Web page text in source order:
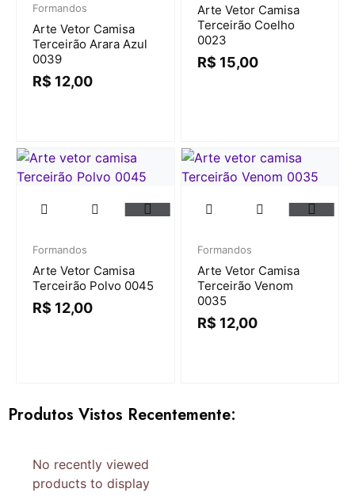
Formandos
Arte Vetor Camisa
Terceirão Arara Azul
0039
R$ 12,00
Arte Vetor Camisa
Terceirão Coelho
0023
R$ 15,00
Formandos
Arte Vetor Camisa
Terceirão Polvo 0045
R$ 12,00
Formandos
Arte Vetor Camisa
Terceirão Venom
0035
R$ 12,00
Produtos Vistos Recentemente:
No recently viewed
products to display